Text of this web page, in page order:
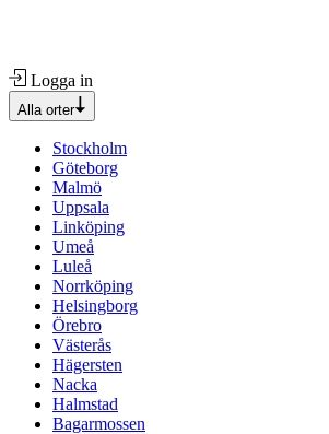
Logga in
Alla orter
Stockholm
Göteborg
Malmö
Uppsala
Linköping
Umeå
Luleå
Norrköping
Helsingborg
Örebro
Västerås
Hägersten
Nacka
Halmstad
Bagarmossen